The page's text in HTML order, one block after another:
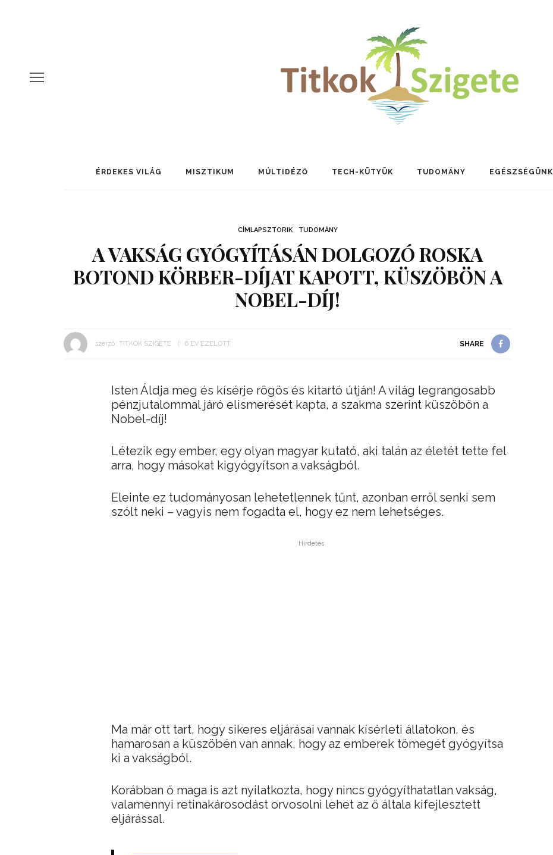
ÉRDEKES VILÁG MISZTIKUM MÚLTIDÉZŐ TECH-KÜTYÜK TUDOMÁNY EGÉSZSÉGÜNK
CÍMLAPSZTORIK TUDOMÁNY
A VAKSÁG GYÓGYÍTÁSÁN DOLGOZÓ ROSKA
BOTOND KÖRBER-DÍJAT KAPOTT, KÜSZÖBÖN A
NOBEL-DÍJ!
szerző: TITKOK SZIGETE 6 ÉV EZELŐTT SHARE
Isten Áldja meg és kísérje rögös és kitartó útján! A világ legrangosabb
pénzjutalommal járó elismerését kapta, a szakma szerint küszöbön a
Nobel-díj!
Létezik egy ember, egy olyan magyar kutató, aki talán az életét tette fel
arra, hogy másokat kigyógyítson a vakságból.
Eleinte ez tudományosan lehetetlennek tűnt, azonban erről senki sem
szólt neki – vagyis nem fogadta el, hogy ez nem lehetséges.
Hirdetés
Ma már ott tart, hogy sikeres eljárásai vannak kísérleti állatokon, és
hamarosan a küszöbén van annak, hogy az emberek tömegét gyógyítsa
ki a vakságból.
Korábban ő maga is azt nyilatkozta, hogy nincs gyógyíthatatlan vakság,
valamennyi retinakárosodást orvosolni lehet az ő általa kifejlesztett
eljárással.